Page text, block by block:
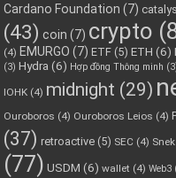
Cardano Foundation (7)
(43) coin (7) crypto
(4) EMURGO (7) ETF (5) ETH (6)
(3) Hydra (6) Hợp đồng Thông minh
IOHK (4) midnight (29)
Ouroboros (4) Ouroboros Leios (4)
(37) retroactive (5) SEC (4) Snek
(77) USDM (6) wallet (4) Web3